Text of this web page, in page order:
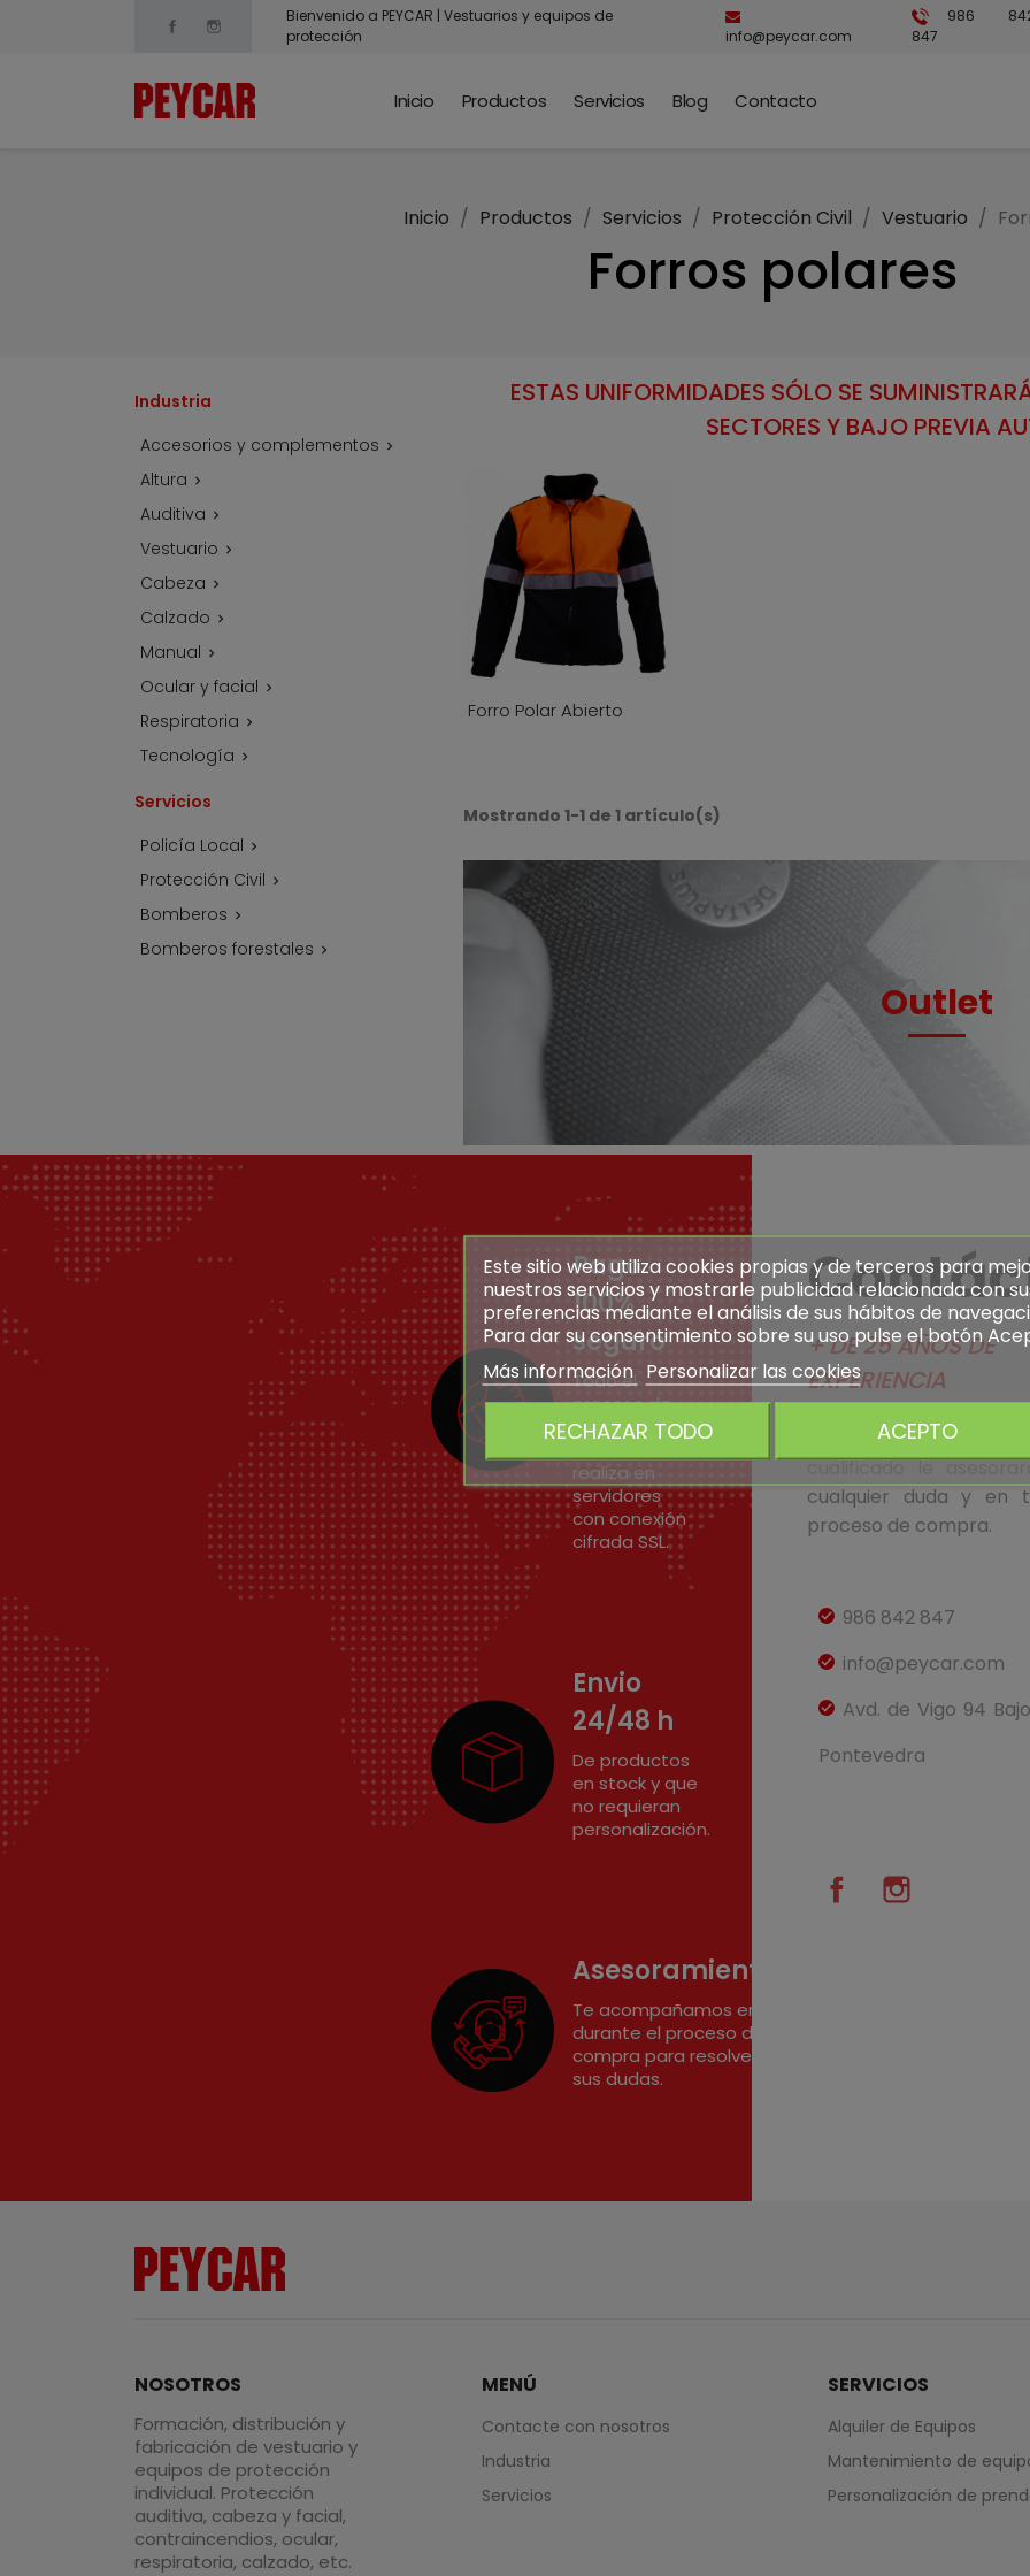
FacebookInstagram
Bienvenido a PEYCAR | Vestuarios y equipos de
protección
info@peycar.com
986
847
Inicio Productos Servicios Blog Contacto
Inicio Productos Servicios Protección Civil Vestuario
Forros polares
Industria
Accesorios y complementos 
Altura 
Auditiva 
Vestuario 
Cabeza 
Calzado 
Manual 
Ocular y facial 
Respiratoria 
Tecnología 
Servicios
Policía Local 
Protección Civil 
Bomberos 
Bomberos forestales 
ESTAS UNIFORMIDADES SÓLO SE
SECTORES Y BAJO PREVIA
Forro Polar Abierto
Mostrando 1-1 de 1 artículo(s)
Outlet
Pago
100%
seguro
Todo el
proceso de
pago
realiza en
servidores
con conexión
cifrada SSL.
Envio
24/48 h
De productos
en stock y que
no requieran
personalización.
Asesoramiento
Te acompañamos en
durante el proceso de
compra para resolver
sus dudas.
+ DE 25 AÑOS DE
EXPERIENCIA
Nuestro equipo
cualificado le
cualquier duda y en
proceso de compra.
986 842 847
info@peycar.com
Avd. de Vigo 94
Pontevedra
Facebook
NOSOTROS
Formación, distribución y
fabricación de vestuario y
equipos de protección
individual. Protección
auditiva, cabeza y facial,
contraincendios, ocular,
respiratoria, calzado, etc.
MENÚ
Contacte con nosotros
Industria
Servicios
SERVICIOS
Alquiler de Equipos
Mantenimiento de
Personalización de
Este sitio web utiliza cookies propias y de terceros para
nuestros servicios y mostrarle publicidad relacionada con
preferencias mediante el análisis de sus hábitos de
Para dar su consentimiento sobre su uso pulse el botón
Más información Personalizar las cookies
RECHAZAR TODO ACEPTO